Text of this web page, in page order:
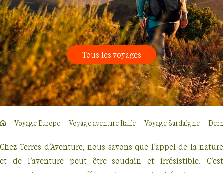
Tous les voyages
Voyage Europe Voyage aventure Italie Voyage Sardaigne
Chez Terres d'Aventure, nous savons que l'appel de la nature
et de l'aventure peut être soudain et irrésistible. C'est